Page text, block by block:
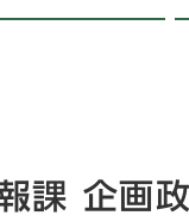
課 企画